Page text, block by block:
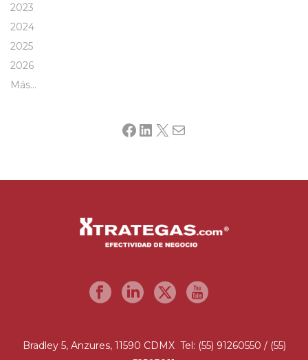
2023
2024
2025
2026
Más…
Facebook
LinkedIn
X Mail
Bradley 5, Anzures, 11590 CDMX Tel: (55) 91260550 / (55)